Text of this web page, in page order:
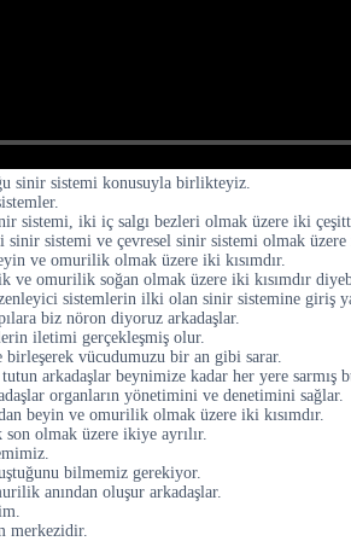
sinir sistemi konusuyla birlikteyiz.
sistemi, iki iç salgı bezleri olmak üzere iki
sistemi ve çevresel sinir sistemi olmak üzere
ve omurilik olmak üzere iki kısımdır.
ve omurilik soğan olmak üzere iki kısımdır
sistemlerin ilki olan sinir sistemine giriş
biz nöron diyoruz arkadaşlar.
iletimi gerçekleşmiş olur.
birleşerek vücudumuzu bir an gibi sarar.
arkadaşlar beynimize kadar her yere sarmış
organların yönetimini ve denetimini sağlar.
beyin ve omurilik olmak üzere iki kısımdır.
olmak üzere ikiye ayrılır.
bilmemiz gerekiyor.
anından oluşur arkadaşlar.
merkezidir.